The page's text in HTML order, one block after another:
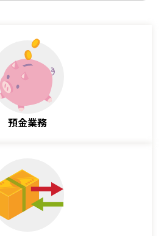
預金業務